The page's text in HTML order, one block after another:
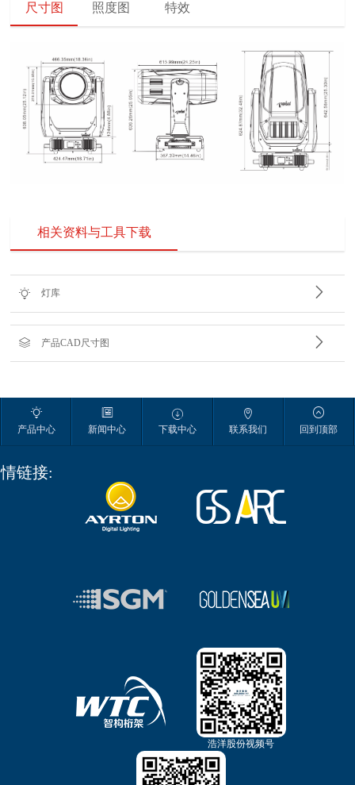
尺寸图 照度图 特效
相关资料与工具下载
 灯库 
 产品CAD尺寸图 

产品中心

新闻中心

下载中心

联系我们

回到顶部
链接:
浩洋股份视频号